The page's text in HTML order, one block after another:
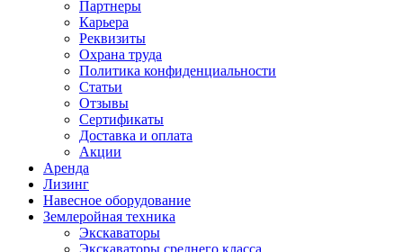
Партнеры
Карьера
Реквизиты
Охрана труда
Политика конфиденциальности
Статьи
Отзывы
Сертификаты
Доставка и оплата
Акции
Аренда
Лизинг
Навесное оборудование
Землеройная техника
Экскаваторы
Экскаваторы среднего класса